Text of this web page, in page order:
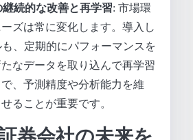
続的な改善と再学習: 市場環
ズは常に変化します。導入し
、定期的にパフォーマンスを
なデータを取り込んで再学習
、予測精度や分析能力を維
ることが重要です。